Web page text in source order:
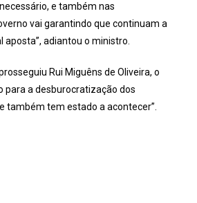
e também nas
vai garantindo que continuam a
aposta”, adiantou o ministro.
Rui Miguêns de Oliveira, o
para a desburocratização dos
também tem estado a acontecer”.